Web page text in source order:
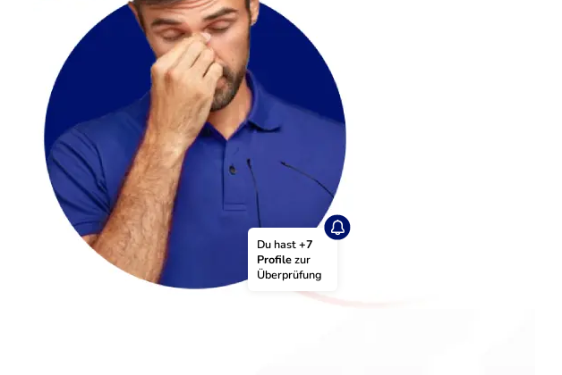
Du hast +7
Profile zur
Überprüfung